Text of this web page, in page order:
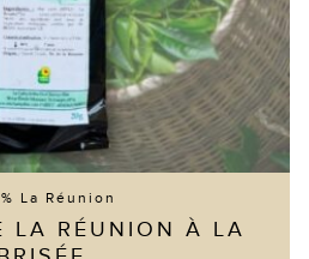
La Réunion
LA RÉUNION À LA